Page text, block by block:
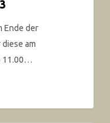
Ende der
am
11.00…